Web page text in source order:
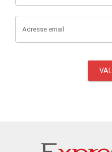
Adresse email